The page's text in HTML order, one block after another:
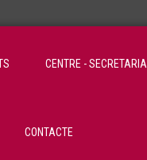
CENTRE - SECRETARIA
CONTACTE